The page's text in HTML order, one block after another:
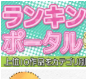
当て馬の相手役になっ
ちゃった話 上
海王社
985円（税込）
サンプル